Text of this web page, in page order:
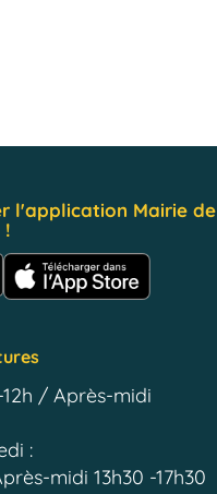
l'application Mairie de
!
/ Après-midi
:
midi 13h30 -17h30